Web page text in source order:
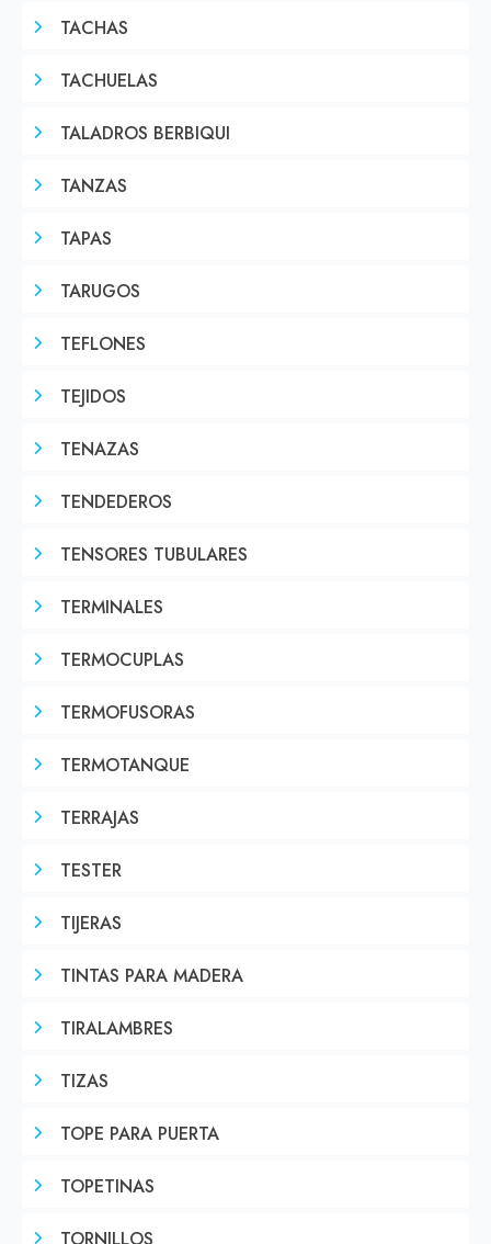
TACHAS
TACHUELAS
TALADROS BERBIQUI
TANZAS
TAPAS
TARUGOS
TEFLONES
TEJIDOS
TENAZAS
TENDEDEROS
TENSORES TUBULARES
TERMINALES
TERMOCUPLAS
TERMOFUSORAS
TERMOTANQUE
TERRAJAS
TESTER
TIJERAS
TINTAS PARA MADERA
TIRALAMBRES
TIZAS
TOPE PARA PUERTA
TOPETINAS